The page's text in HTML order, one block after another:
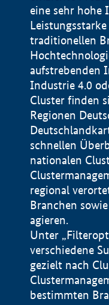
eine sehr hohe
traditionellen
aufstrebenden
Industrie 4.0
Cluster finden
Regionen
schnellen
nationalen
regional
Branchen
agieren.
Unter
verschiedene
gezielt nach
bestimmten
Impressum
Datenschutzerklärung
BMWE, 2026 ©
100 km © Geobasis-DE /